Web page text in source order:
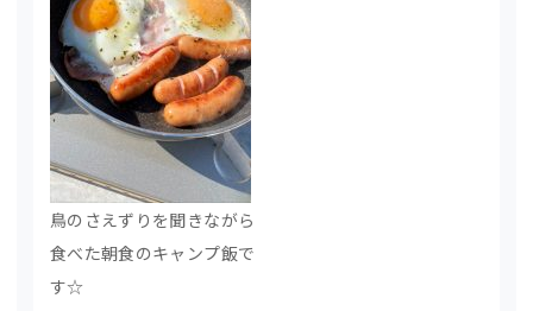
鳥のさえずりを聞きながら
食べた朝食のキャンプ飯で
す☆